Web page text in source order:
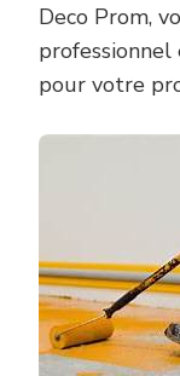
Deco Prom,
professionnel
pour votre